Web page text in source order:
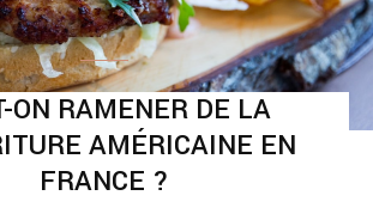
ON RAMENER DE LA
AMÉRICAINE EN
FRANCE ?